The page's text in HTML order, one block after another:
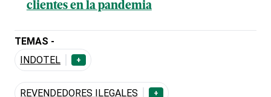
clientes en la pandemia
TEMAS -
INDOTEL
+
REVENDEDORES ILEGALES +